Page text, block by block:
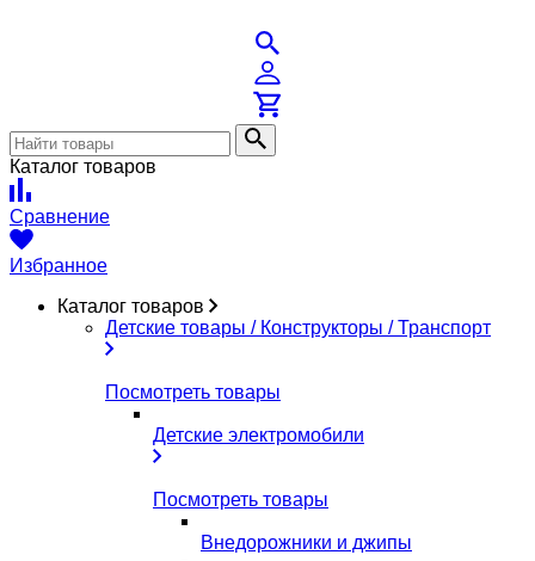
Каталог товаров
Сравнение
Избранное
Каталог товаров
Детские товары / Конструкторы / Транспорт
Посмотреть товары
Детские электромобили
Посмотреть товары
Внедорожники и джипы